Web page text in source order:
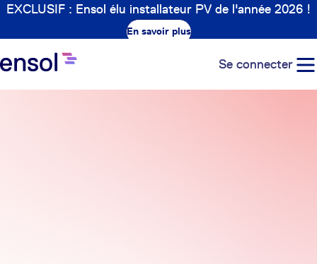
EXCLUSIF : Ensol élu installateur PV de l'année 2026 !
En savoir plus
Se connecter